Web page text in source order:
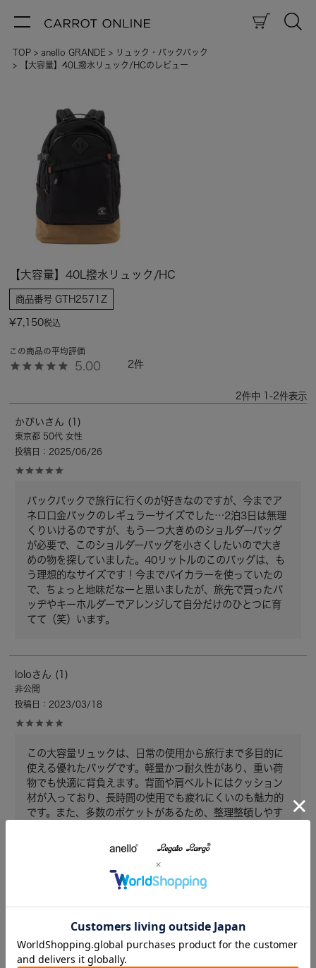
TOP anello GRANDE
リュック・バックパック
【大容量】40L撥水リュック/HCのレビュー
【大容量】40L撥水リュック/HC
商品番号 GTH2571Z
¥ 7,150税込
5.00 2
2件中 -2件表示
かぴい
東京都 50代 女性
投稿日
2025/06/26
バックパックで旅行に行くのが好きなのですが、今までア
ネロ口金バックのレギュラーサイズでした…2泊3日は無理
くりいけるのですが、もう一つ大きめのショルダーバッグ
が必要で、このショルダーバッグを小さくしたいので大き
めの物を探していました。40リットルのこのバッグは、も
う理想的なサイズです！今までバイカラーを使っていたの
で、ちょっと地味だなーと思いましたが、旅先で買ったバ
ッヂやキーホルダーでアレンジして自分だけのひとつに育
てて（笑）います。
lolo
非公開
投稿日
2023/03/18
この大容量リュックは、日常の使用から旅行まで多目的に
使える優れたバッグです。軽量かつ耐久性があり、重い荷
物でも快適に背負えます。背面や肩ベルトにはクッション
材が入っており、長時間の使用でも疲れにくいのも魅力的
です。また、多数のポケットがあるため、整理整頓しやす
り、急な雨でも安心して使えます。全体的に使い勝手が良
く、デザインもシンプルでスタイリッシュなので、様々な
シーンで活躍してくれます。